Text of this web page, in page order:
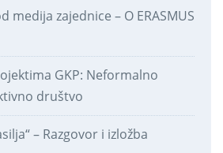
medija zajednice – O ERASMUS
GKP: Neformalno
društvo
– Razgovor i izložba